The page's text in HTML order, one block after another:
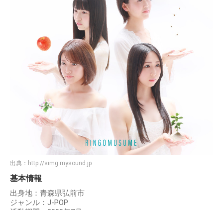
出典： http://simg.mysound.jp
基本情報
出身地：青森県弘前市
ジャンル：J-POP